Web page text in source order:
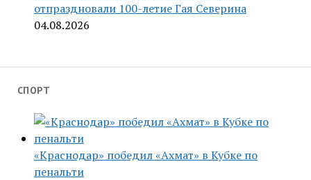
отпраздновали 100-летие Гая Северина
04.08.2026
СПОРТ
«Краснодар» победил «Ахмат» в Кубке по
пенальти